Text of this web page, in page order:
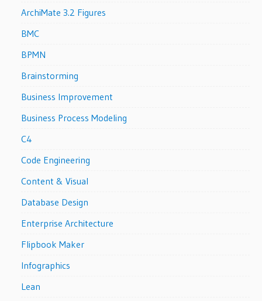
ArchiMate 3.2 Figures
BMC
BPMN
Brainstorming
Business Improvement
Business Process Modeling
C4
Code Engineering
Content & Visual
Database Design
Enterprise Architecture
Flipbook Maker
Infographics
Lean